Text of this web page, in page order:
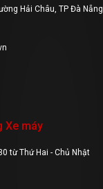
Hải Châu, TP Đà Nẵng
Xe máy
từ Thứ Hai - Chủ Nhật